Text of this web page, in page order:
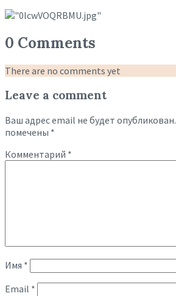
0 Comments
There are no comments yet
Leave a comment
Ваш адрес email не будет опубликован.
помечены *
Комментарий *
Имя *
Email *